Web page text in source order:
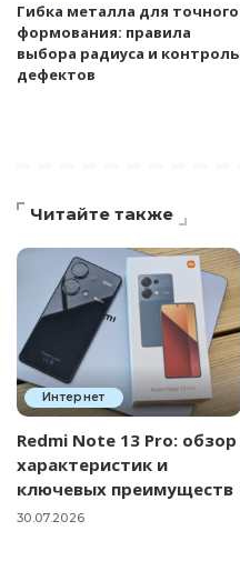
Гибка металла для точного
формования: правила
выбора радиуса и контроль
дефектов
Читайте также
Интернет
Redmi Note 13 Pro: обзор
характеристик и
ключевых преимуществ
30.07.2026